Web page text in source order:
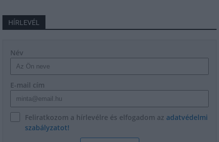
HÍRLEVÉL
Név
E-mail cím
Feliratkozom a hírlevélre és elfogadom az adatvédelmi
szabályzatot!